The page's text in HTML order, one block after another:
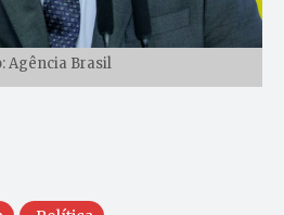
Agência Brasil